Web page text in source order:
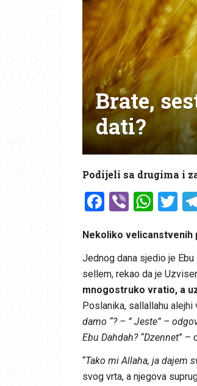
Brate,
dati?
Podijeli sa drugima i
Facebook
Viber
Nekoliko
Jednog dana sjedio je Ebu
sellem, rekao da je
mnogostruko vratio, a
Poslanika, sallallahu
damo “? – ” Jeste” –
Ebu Dahdah? “Dzennet” –
“Tako mi Allaha, ja dajem
svog vrta, a njegova